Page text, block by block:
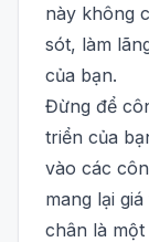
này không
sót, làm
của bạn.
Đừng để
triển của
vào các
mang lại
chân là